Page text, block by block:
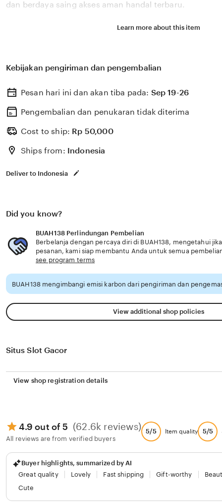
dan berdaya saing akses aman handal terbaru.
Situs BUAH138 terbaik SMK Permata adalah Sekolah
siap kerja dan berdaya saing akses aman handal
Learn more about this item
Kebijakan pengiriman dan pengembalian
Pesan hari ini dan akan tiba pada: Sep 19-26
Pengembalian dan penukaran tidak diterima
Cost to ship: Rp 50,000
Ships from: Indonesia
Deliver to Indonesia
Did you know?
BUAH138 Perlindungan Pembelian
Berbelanja dengan percaya diri di BUAH138, mengetahui
pesanan, kami siap membantu Anda untuk semua
see program terms
BUAH138 mengimbangi emisi karbon dari pengiriman dan
View additional shop policies
Situs Slot Gacor
View shop registration details
4.9 out of 5 (62.6k reviews)
All reviews are from verified buyers
5/5 Item quality 5/5
Buyer highlights, summarized by AI
Great quality
Lovely Fast shipping Gift-worthy
Cute